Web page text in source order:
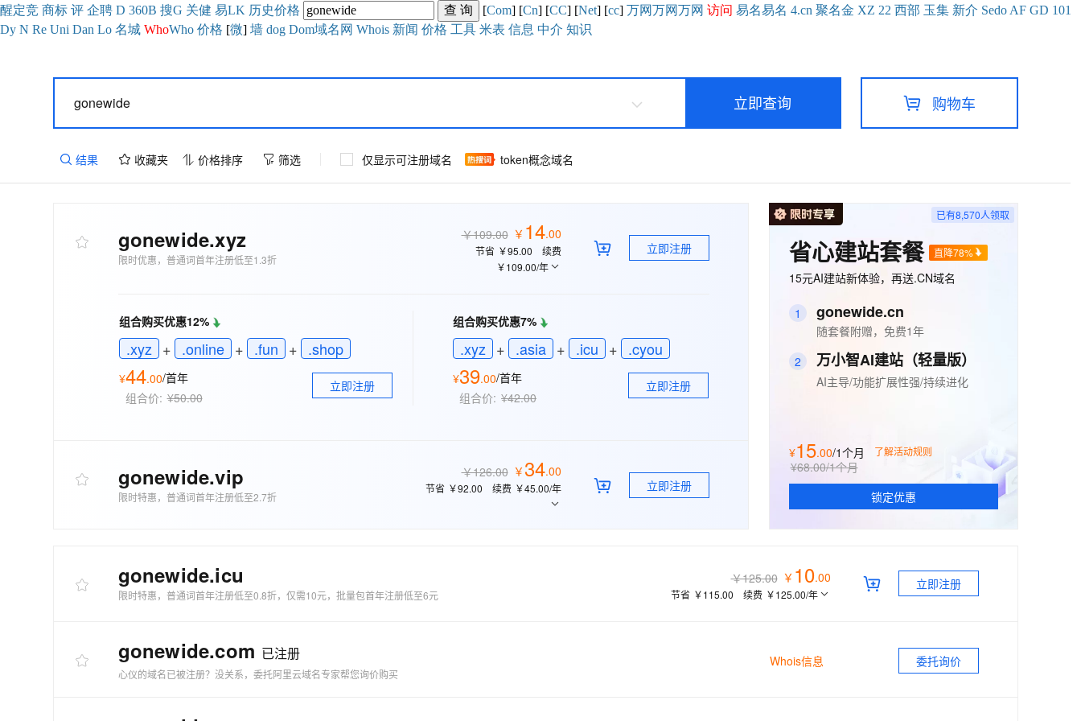
醒定竞 商标 评 企聘 D 360B 搜G 关健 易LK 历史价格 [Com] [Cn] [CC] [Net] [cc] 万网万网万网 访问 易名易名 4.cn 聚名金 XZ 22 西部 玉集 新介 Sedo AF GD 101
Dy N Re Uni Dan Lo 名城 WhoWho 价格 [微] 墙 dog Dom域名网 Whois 新闻 价格 工具 米表 信息 中介 知识